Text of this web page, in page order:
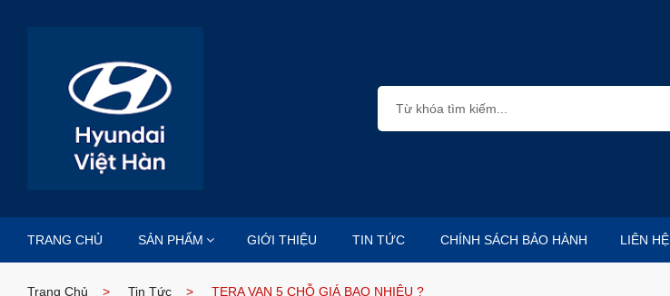
TRANG CHỦ SẢN PHẨM GIỚI THIỆU TIN TỨC CHÍNH SÁCH BẢO HÀNH LIÊN HỆ
Trang Chủ Tin Tức TERA VAN 5 CHỖ GIÁ BAO NHIÊU ?